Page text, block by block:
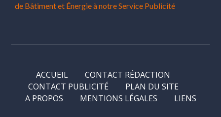
de Bâtiment et Énergie à notre Service Publicité
ACCUEIL
CONTACT RÉDACTION
CONTACT PUBLICITÉ
PLAN DU SITE
A PROPOS
MENTIONS LÉGALES LIENS